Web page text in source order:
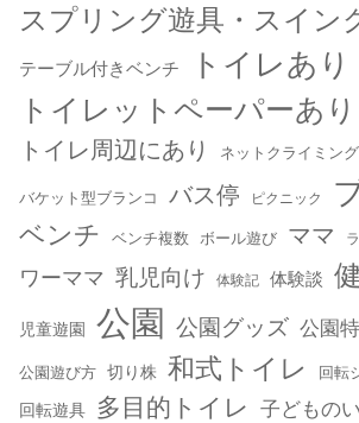
スプリング遊具・スイン
テーブル付きベンチ トイレあり
トイレットペーパーあり
トイレ周辺にあり ネットクライミング
バケット型ブランコ バス停 ピクニック
ベンチ ベンチ複数 ボール遊び ママ
ワーママ 乳児向け 体験記 体験談
児童遊園 公園 公園グッズ 公園
公園遊び方 切り株 和式トイレ 回転
回転遊具 多目的トイレ 子どもの